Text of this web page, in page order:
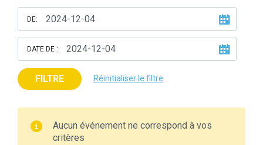
DE:
DATE DE :
FILTRE Réinitialiser le filtre
Aucun événement ne correspond à vos
critères